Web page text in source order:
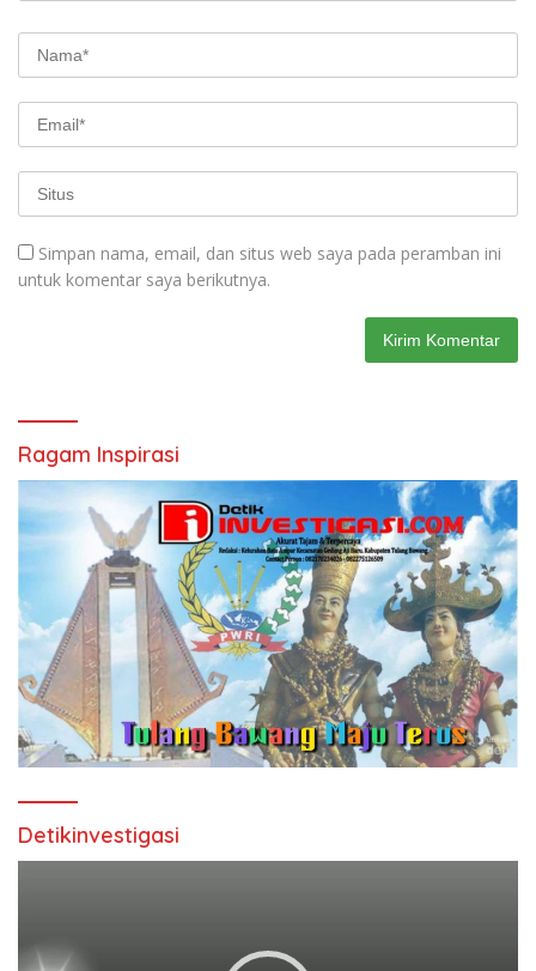
Simpan nama, email, dan situs web saya pada peramban ini
untuk komentar saya berikutnya.
Ragam Inspirasi
Detikinvestigasi